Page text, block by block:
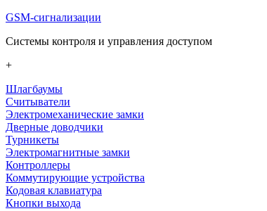
GSM-сигнализации
Системы контроля и управления доступом
+
Шлагбаумы
Считыватели
Электромеханические замки
Дверные доводчики
Турникеты
Электромагнитные замки
Контроллеры
Коммутирующие устройства
Кодовая клавиатура
Кнопки выхода